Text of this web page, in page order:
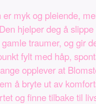
er myk og pleiende,
hjelper deg å
traumer, og gir
fylt med håp,
opplever at
å bryte ut av
og finne tilbake til